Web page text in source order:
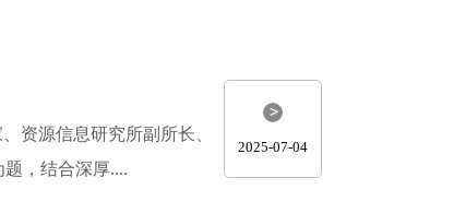
资源信息研究所副所长、
，结合深厚....
2025-07-04